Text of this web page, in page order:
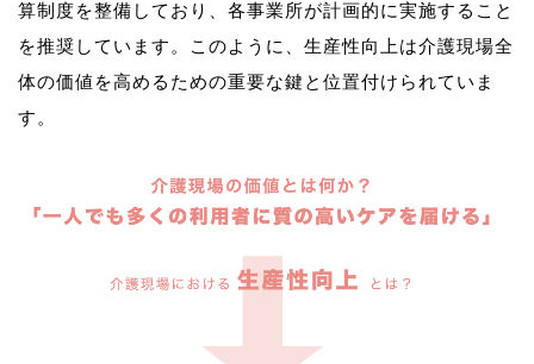
算制度を整備しており、各事業所が計画的に実施すること
を推奨しています。このように、生産性向上は介護現場全
体の価値を高めるための重要な鍵と位置付けられていま